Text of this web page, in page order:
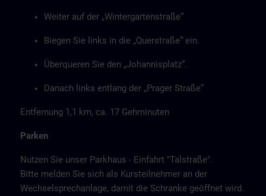
Weiter auf der „Wintergartenstraße“
Biegen Sie links in die „Querstraße“ ein.
Überqueren Sie den „Johannisplatz“.
Danach links entlang der „Prager Straße“
Entfernung 1,1 km, ca. 17 Gehminuten
Parken
Nutzen Sie unser Parkhaus - Einfahrt "Talstraße".
Bitte melden Sie sich als Kursteilnehmer an der
Wechselsprechanlage, damit die Schranke geöffnet wird.